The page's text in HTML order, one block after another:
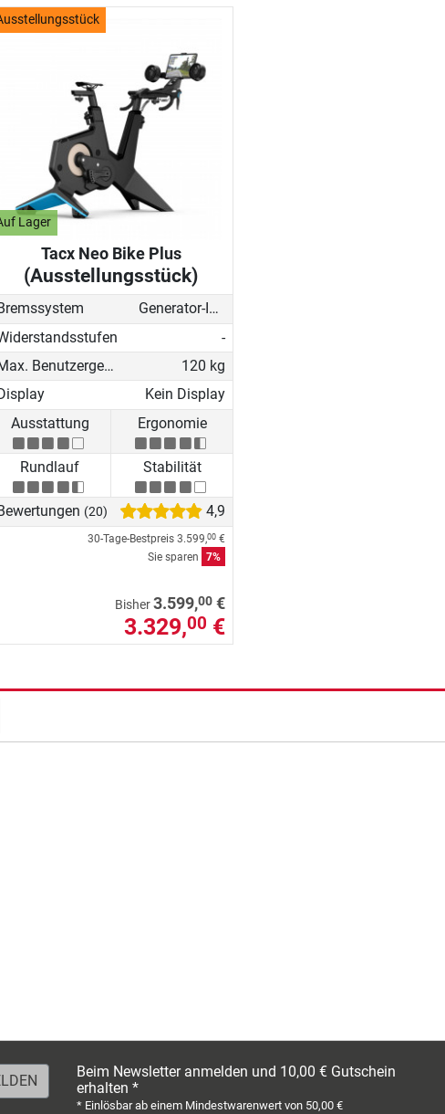
Lager
Tacx Neo Bike Plus
(Ausstellungsstück)
Generator-Induktionsbremse
-
Max. Benutzergewicht
120 kg
Kein Display
Ausstattung
Ergonomie
Rundlauf Stabilität
(20) 4,9
30-Tage-Bestpreis 3.599,00 €
Sie sparen
7%
Bisher3.599,00 €
3.329,00 €
Beim Newsletter anmelden und 10,00 € Gutschein
erhalten *
* Einlösbar ab einem Mindestwarenwert von 50,00 €